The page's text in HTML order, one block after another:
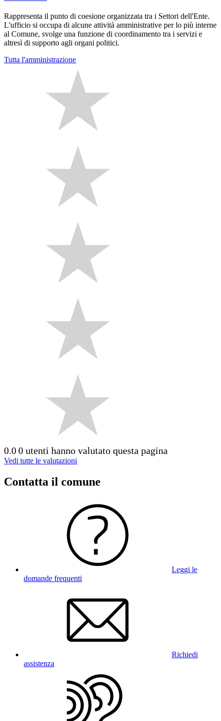
Rappresenta il punto di coesione organizzata tra i Settori dell'Ente.
L'ufficio si occupa di alcune attività amministrative per lo più interne
al Comune, svolge una funzione di coordinamento tra i servizi e
altresì di supporto agli organi politici.
Tutta l'amministrazione
0.00 utenti hanno valutato questa pagina
Vedi tutte le valutazioni
Contatta il comune
Leggi le
domande frequenti
Richiedi
assistenza